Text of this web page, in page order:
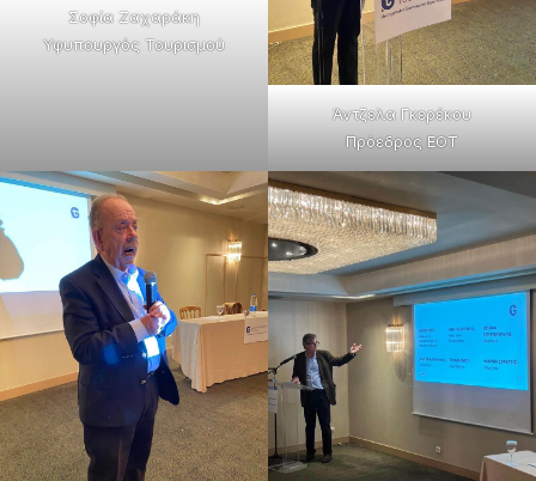
Σοφία Ζαχαράκη
Υφυπουργός Τουρισμού
Άντζελα Γκερέκου
Πρόεδρος ΕΟΤ